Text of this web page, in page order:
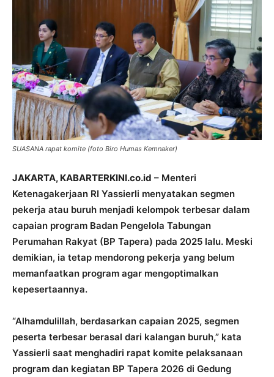
SUASANA rapat komite (foto Biro Humas Kemnaker)
JAKARTA, KABARTERKINI.co.id – Menteri
Ketenagakerjaan RI Yassierli menyatakan segmen
pekerja atau buruh menjadi kelompok terbesar dalam
capaian program Badan Pengelola Tabungan
Perumahan Rakyat (BP Tapera) pada 2025 lalu. Meski
demikian, ia tetap mendorong pekerja yang belum
memanfaatkan program agar mengoptimalkan
kepesertaannya.
“Alhamdulillah, berdasarkan capaian 2025, segmen
peserta terbesar berasal dari kalangan buruh,” kata
Yassierli saat menghadiri rapat komite pelaksanaan
program dan kegiatan BP Tapera 2026 di Gedung